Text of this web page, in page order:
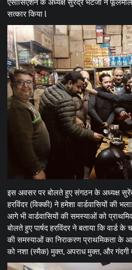
एसोसिएशन के अध्यक्ष सुरेंद्र भटेजा ने
सत्कार किया l
इस अवसर पर बोलते हुए संगठन के अध्यक्ष
हरविंदर (विक्की) ने हमेशा वार्डवासियों की
आगे भी वार्डवासियों की समस्याओं को
बोलते हुए पार्षद हरविंदर ने बताया कि वार्ड
की समस्याओं का निराकरण प्राथमिकता के
को नशा (स्मैक) मुक्त, अपराध मुक्त, और गंदगी